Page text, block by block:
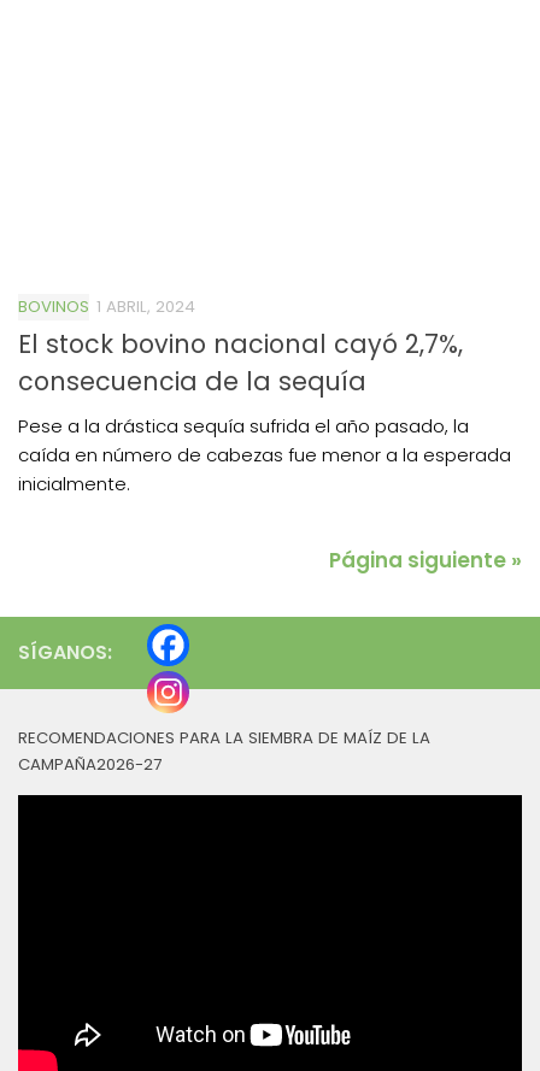
BOVINOS 1 ABRIL, 2024
El stock bovino nacional cayó 2,7%,
consecuencia de la sequía
Pese a la drástica sequía sufrida el año pasado, la
caída en número de cabezas fue menor a la esperada
inicialmente.
Página siguiente »
SÍGANOS:
RECOMENDACIONES PARA LA SIEMBRA DE MAÍZ DE LA
CAMPAÑA2026-27